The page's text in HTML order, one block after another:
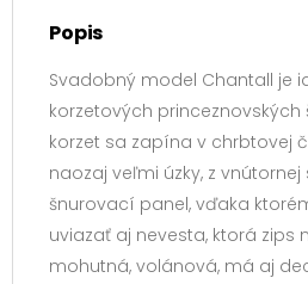
Popis
Svadobný model Chantall je
korzetových princeznovských
korzet sa zapína v chrbtovej
naozaj veľmi úzky, z
šnurovací panel, vďaka
uviazať aj nevesta, ktorá zips
mohutná, volánová, má aj